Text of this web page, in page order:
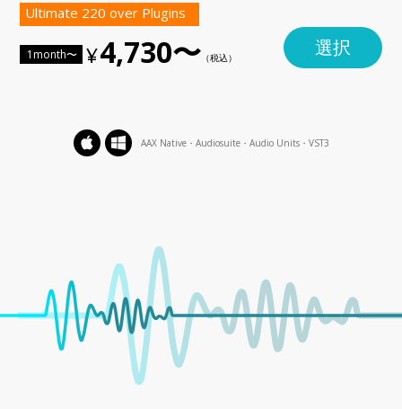
Ultimate 220 over Plugins
1month〜 4,730〜 選択
AAX Native・Audiosuite・Audio Units・VST3